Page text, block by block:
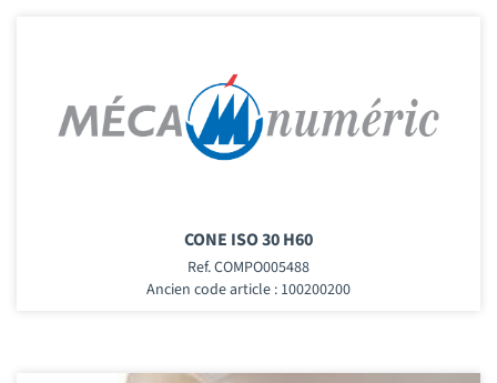
CONE ISO 30 H60
Ref. COMPO005488
Ancien code article : 100200200